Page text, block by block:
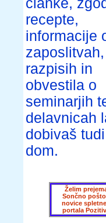
članke,
recepte,
informacije
zaposlitvah,
razpisih in
obvestila o
seminarjih
delavnicah
dobivaš
dom.
Želim
Sončno
novice
portala